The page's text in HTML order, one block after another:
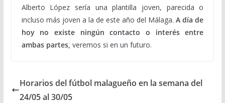
Alberto López sería una plantilla joven, parecida o
incluso más joven a la de este año del Málaga.A día de
hoy no existe ningún contacto o interés entre
ambas partes, veremos si en un futuro.
Horarios del fútbol malagueño en la semana del
24/05 al 30/05